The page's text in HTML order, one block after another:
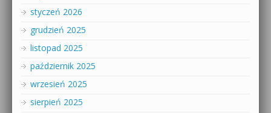
styczeń 2026
grudzień 2025
listopad 2025
październik 2025
wrzesień 2025
sierpień 2025